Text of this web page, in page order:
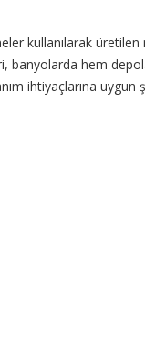
üretilen
hem
ihtiyaçlarına uygun